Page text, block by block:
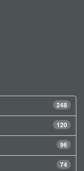
248
120
96
74